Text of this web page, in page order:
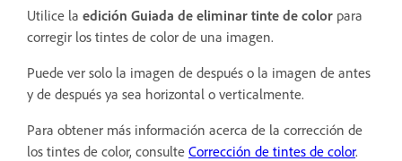
Utilice la edición Guiada de eliminar tinte de color para
corregir los tintes de color de una imagen.
Puede ver solo la imagen de después o la imagen de antes
y de después ya sea horizontal o verticalmente.
Para obtener más información acerca de la corrección de
los tintes de color, consulte Corrección de tintes de color.